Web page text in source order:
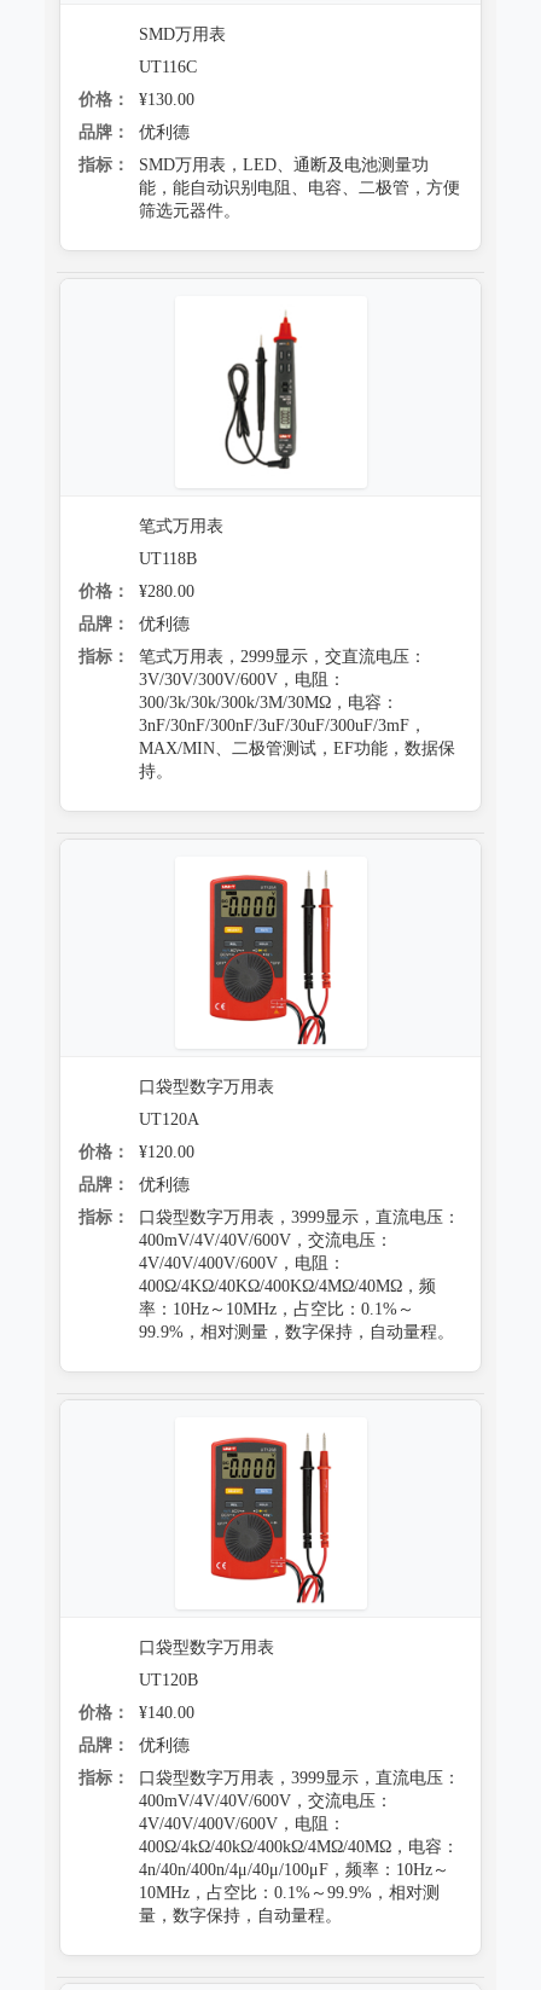
SMD万用表
UT116C
价格：
¥130.00
品牌：
优利德
指标：
SMD万用表，LED、通断及电池测量功
能，能自动识别电阻、电容、二极管，方便
筛选元器件。
笔式万用表
UT118B
价格：
¥280.00
品牌：
优利德
指标：
笔式万用表，2999显示，交直流电压：
3V/30V/300V/600V，电阻：
300/3k/30k/300k/3M/30MΩ，电容：
3nF/30nF/300nF/3uF/30uF/300uF/3mF，
MAX/MIN、二极管测试，EF功能，数据保
持。
口袋型数字万用表
UT120A
价格：
¥120.00
品牌：
优利德
指标：
口袋型数字万用表，3999显示，直流电压：
400mV/4V/40V/600V，交流电压：
4V/40V/400V/600V，电阻：
400Ω/4KΩ/40KΩ/400KΩ/4MΩ/40MΩ，频
率：10Hz～10MHz，占空比：0.1%～
99.9%，相对测量，数字保持，自动量程。
口袋型数字万用表
UT120B
价格：
¥140.00
品牌：
优利德
指标：
口袋型数字万用表，3999显示，直流电压：
400mV/4V/40V/600V，交流电压：
4V/40V/400V/600V，电阻：
400Ω/4kΩ/40kΩ/400kΩ/4MΩ/40MΩ，电容：
4n/40n/400n/4μ/40μ/100μF，频率：10Hz～
10MHz，占空比：0.1%～99.9%，相对测
量，数字保持，自动量程。